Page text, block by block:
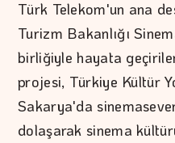
Türk Telekom'un ana
Turizm Bakanlığı
birliğiyle hayata
projesi, Türkiye Kültür
Sakarya'da
dolaşarak sinema